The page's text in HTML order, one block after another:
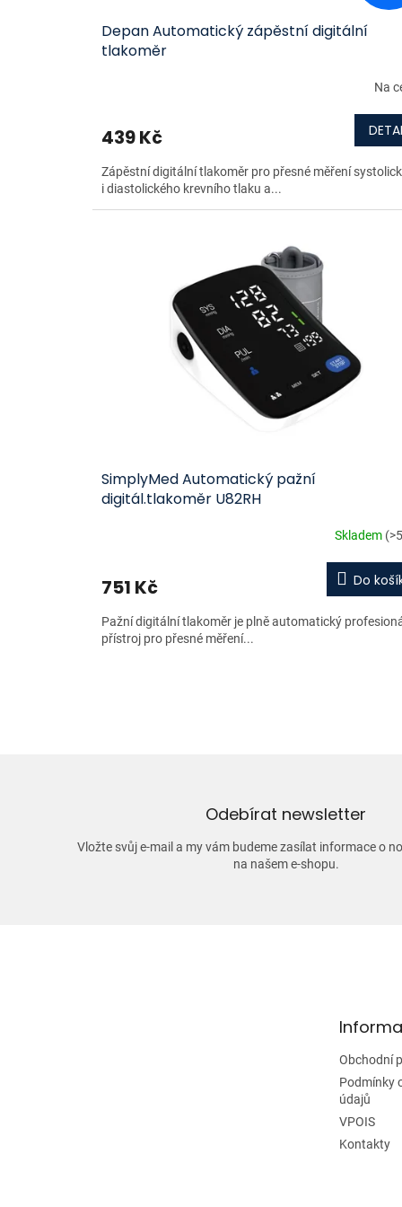
Depan Automatický zápěstní digitální
tlakoměr
Na
439 Kč
Zápěstní digitální tlakoměr pro přesné měření
i diastolického krevního tlaku a...
SimplyMed Automatický pažní
digitál.tlakoměr U82RH
Skladem
751 Kč Do
Pažní digitální tlakoměr je plně automatický
přístroj pro přesné měření...
Odebírat newsletter
Vložte svůj e-mail a my vám budeme zasílat informace o
na našem e-shopu.
Obchodní
Podmínky
údajů
VPOIS
Kontakty